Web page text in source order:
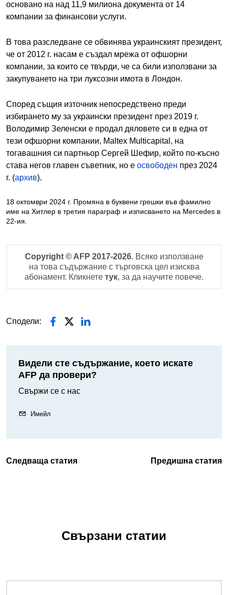
основано на над 11,9 милиона документа от 14
компании за финансови услуги.
В това разследване се обвинява украинският президент,
че от 2012 г. насам е създал мрежа от офшорни
компании, за които се твърди, че са били използвани за
закупуването на три луксозни имота в Лондон.
Според същия източник непосредствено преди
избирането му за украински президент през 2019 г.
Володимир Зеленски е продал дяловете си в една от
тези офшорни компании, Maltex Multicapital, на
тогавашния си партньор Сергей Шефир, който по-късно
става негов главен съветник, но е освободен през 2024
г. (архив).
18 октомври 2024 г. Промяна в буквени грешки във фамилно
име на Хитлер в третия параграф и изписването на Mercedes в
22-ия.
Copyright © AFP 2017-2026.Всяко използване
на това съдържание с търговска цел изисква
абонамент. Кликнете тук, за да научите повече.
Сподели:
Видели сте съдържание, което искате
AFP да провери?
Свържи се с нас
Имейл
Следваща статия Предишна статия
Свързани статии